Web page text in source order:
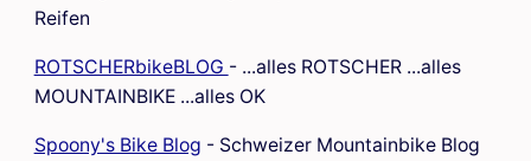
Reifen
ROTSCHERbikeBLOG - ...alles ROTSCHER ...alles
MOUNTAINBIKE ...alles OK
Spoony's Bike Blog - Schweizer Mountainbike Blog